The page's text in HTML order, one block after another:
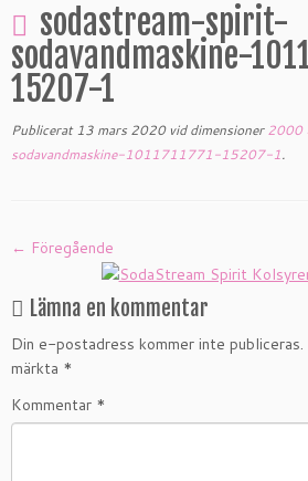
innehållsodastream-spirit-
sodavandmaskine-
15207-1
Publicerat 13 mars 2020vid dimensioner2000
sodavandmaskine-1011711771-15207-1.
← Föregående
Lämna en kommentar
Din e-postadress kommer inte publiceras.
märkta *
Kommentar *